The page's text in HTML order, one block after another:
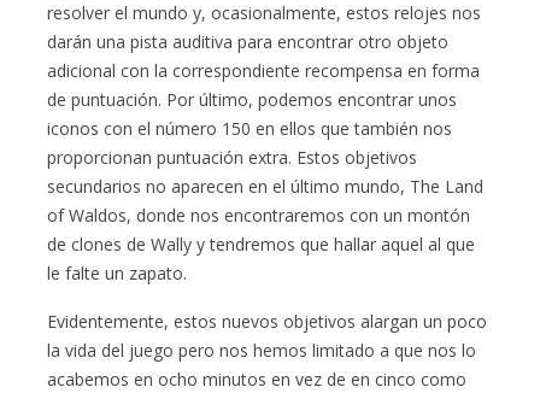
resolver el mundo y, ocasionalmente, estos relojes nos
darán una pista auditiva para encontrar otro objeto
adicional con la correspondiente recompensa en forma
de puntuación. Por último, podemos encontrar unos
iconos con el número 150 en ellos que también nos
proporcionan puntuación extra. Estos objetivos
secundarios no aparecen en el último mundo, The Land
of Waldos, donde nos encontraremos con un montón
de clones de Wally y tendremos que hallar aquel al que
le falte un zapato.
Evidentemente, estos nuevos objetivos alargan un poco
la vida del juego pero nos hemos limitado a que nos lo
acabemos en ocho minutos en vez de en cinco como